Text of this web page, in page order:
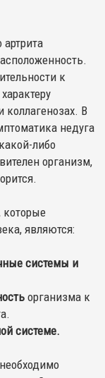
к
В
недуга
либо
организм,
являются:
системы и
организма к
системе.